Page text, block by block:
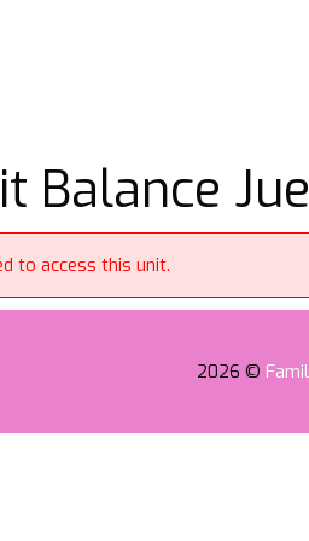
Balance
to access this unit.
2026 ©